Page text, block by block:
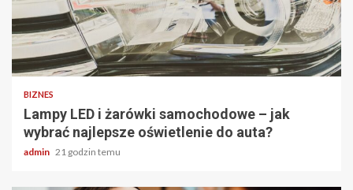
2 min odczytu
BIZNES
Lampy LED i żarówki samochodowe – jak
wybrać najlepsze oświetlenie do auta?
admin 21 godzin temu